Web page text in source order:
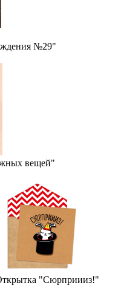
№29"
вещей"
"Сюрприииз!"